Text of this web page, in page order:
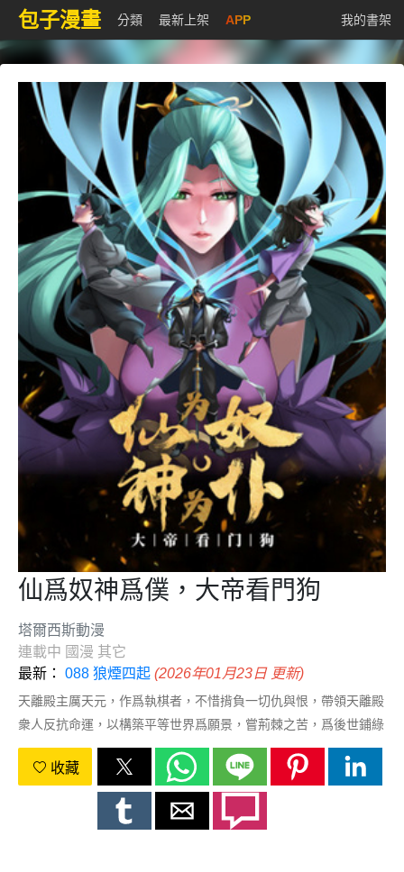
包子漫畫 分類 最新上架 APP 我的書架
仙爲奴神爲僕，大帝看門狗
塔爾西斯動漫
連載中 國漫 其它
最新： 088 狼煙四起 (2026年01月23日 更新)
天離殿主厲天元，作爲執棋者，不惜揹負一切仇與恨，帶領天離殿
衆人反抗命運，以構築平等世界爲願景，嘗荊棘之苦，爲後世鋪綠
蔭之路。
收藏